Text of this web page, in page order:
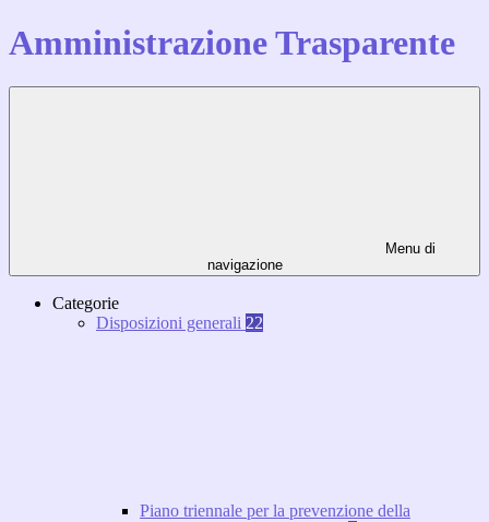
Amministrazione Trasparente
Menu di
navigazione
Categorie
Disposizioni generali 22
Piano triennale per la prevenzione della